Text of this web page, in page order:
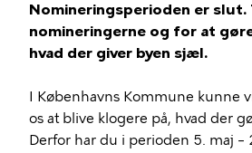
Nomineringsperioden er slut.
nomineringerne og for at
hvad der giver byen sjæl.
I Københavns Kommune kunne
os at blive klogere på, hvad der
Derfor har du i perioden 5. maj